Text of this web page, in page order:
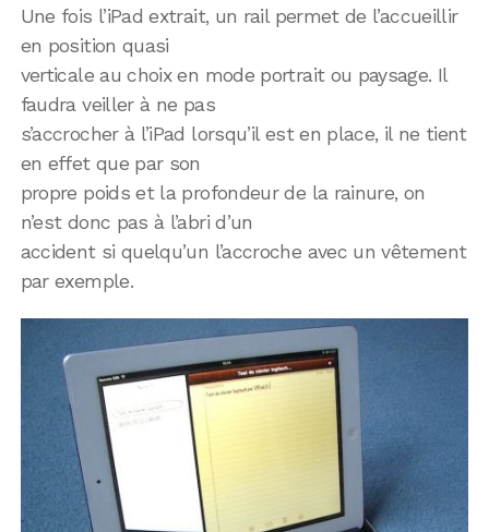
Une fois l’iPad extrait, un rail permet de l’accueillir
en position quasi
verticale au choix en mode portrait ou paysage. Il
faudra veiller à ne pas
s’accrocher à l’iPad lorsqu’il est en place, il ne tient
en effet que par son
propre poids et la profondeur de la rainure, on
n’est donc pas à l’abri d’un
accident si quelqu’un l’accroche avec un vêtement
par exemple.